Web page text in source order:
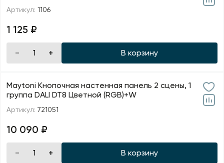
Артикул: 1106
1 125 ₽
В корзину
Maytoni Кнопочная настенная панель 2 сцены, 1
группа DALI DT8 Цветной (RGB)+W
Артикул: 721051
10 090 ₽
В корзину